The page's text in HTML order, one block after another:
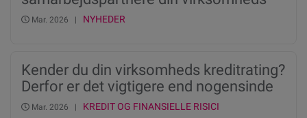
kreditrating og score
Mar. 2026 | NYHEDER
Kender du din virksomheds kreditrating?
Derfor er det vigtigere end nogensinde
førMar. 2026 | KREDIT OG FINANSIELLE RISICI